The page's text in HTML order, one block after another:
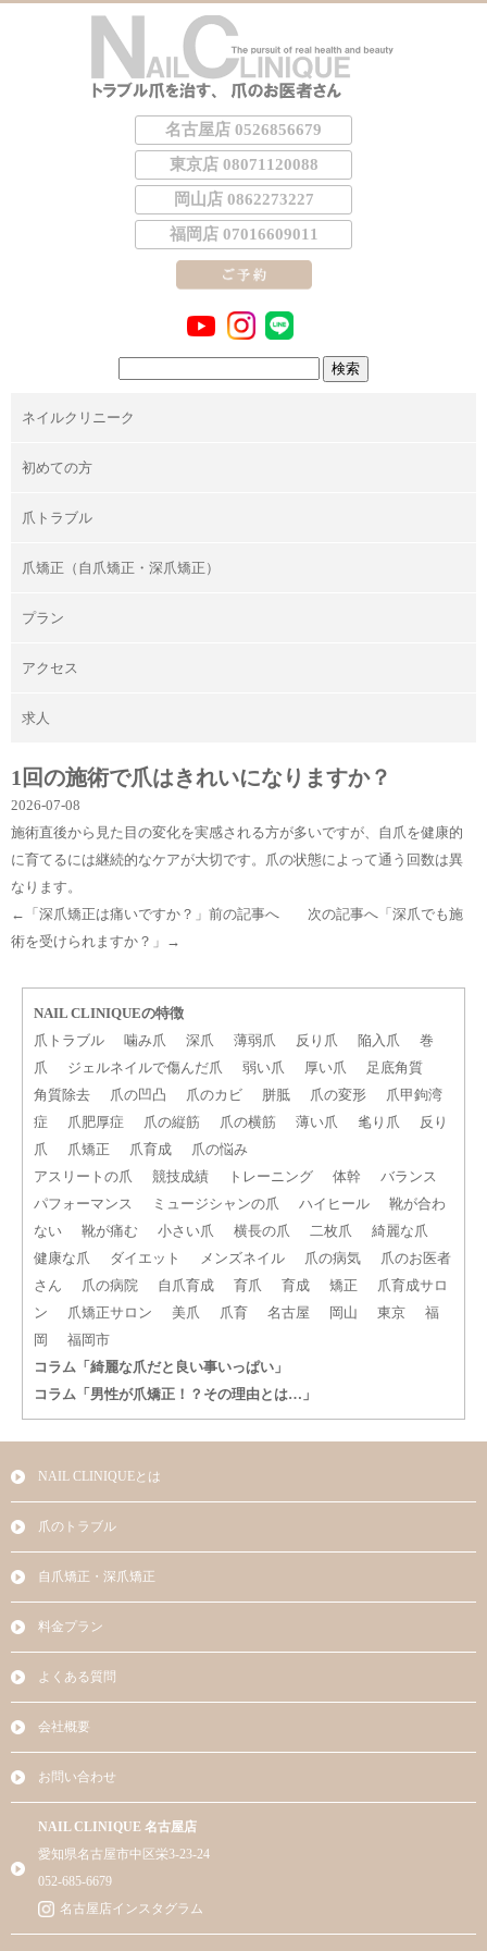
名古屋店 0526856679
東京店 08071120088
岡山店 0862273227
福岡店 07016609011
ネイルクリニーク
初めての方
爪トラブル
爪矯正（自爪矯正・深爪矯正）
プラン
アクセス
求人
1回の施術で爪はきれいになりますか？
2026-07-08
施術直後から見た目の変化を実感される方が多いですが、自爪を健康的
に育てるには継続的なケアが大切です。爪の状態によって通う回数は異
なります。
←「深爪矯正は痛いですか？ 」前の記事へ 次の記事へ「深爪でも施
術を受けられますか？ 」→
NAIL CLINIQUEの特徴
爪トラブル
噛み爪 深爪 薄弱爪 反り爪 陥入爪
巻
爪
ジェルネイルで傷んだ爪 弱い爪 厚い爪
足底角質
角質除去
爪の凹凸 爪のカビ 胼胝 爪の変形
爪甲鉤湾
症
爪肥厚症 爪の縦筋 爪の横筋 薄い爪 毟り爪
反り
爪
爪矯正 爪育成
爪の悩み
アスリートの爪
競技成績 トレーニング 体幹
バランス
パフォーマンス
ミュージシャンの爪 ハイヒール
靴が合わ
ない
靴が痛む 小さい爪 横長の爪 二枚爪
綺麗な爪
健康な爪
ダイエット メンズネイル 爪の病気
爪のお医者
さん
爪の病院 自爪育成 育爪 育成 矯正
爪育成サロ
ン
爪矯正サロン 美爪 爪育 名古屋 岡山 東京
福
岡
福岡市
コラム「綺麗な爪だと良い事いっぱい」
コラム「男性が爪矯正！？その理由とは…」
NAIL CLINIQUEとは
爪のトラブル
自爪矯正・深爪矯正
料金プラン
よくある質問
会社概要
お問い合わせ
NAIL CLINIQUE 名古屋店
愛知県名古屋市中区栄3-23-24
052-685-6679
名古屋店インスタグラム